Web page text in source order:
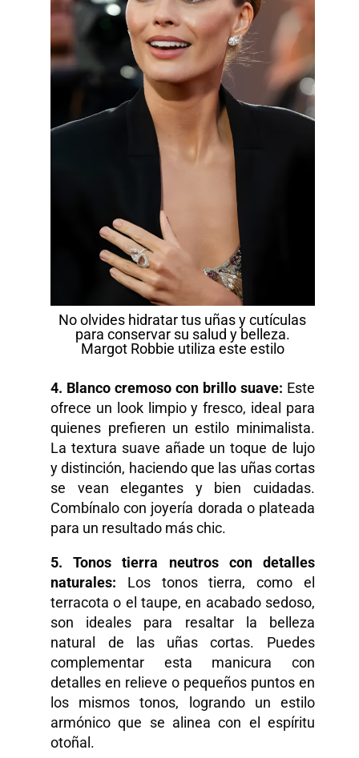
No olvides hidratar tus uñas y cutículas
para conservar su salud y belleza.
Margot Robbie utiliza este estilo
4. Blancocremoso con brillo suave: Este
ofrece un look limpio y fresco, ideal para
quienes prefieren un estilo minimalista.
La textura suave añade un toque de lujo
y distinción, haciendo que las uñas cortas
se vean elegantes y bien cuidadas.
Combínalo con joyería dorada o plateada
para un resultado más chic.
5. Tonos tierra neutros con detalles
naturales: Los tonos tierra, como el
terracota o el taupe, en acabado sedoso,
son ideales para resaltar la belleza
natural de las uñas cortas. Puedes
complementar esta manicura con
detalles en relieve o pequeños puntos en
los mismos tonos, logrando un estilo
armónico que se alinea con el espíritu
otoñal.